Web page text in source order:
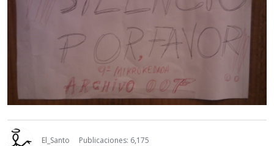
El_Santo
Publicaciones: 6,175